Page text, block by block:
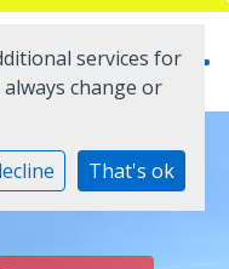
services for
always change or
That's ok